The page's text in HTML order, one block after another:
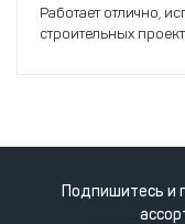
Работает отлично,
строительных
Подпишитесь и